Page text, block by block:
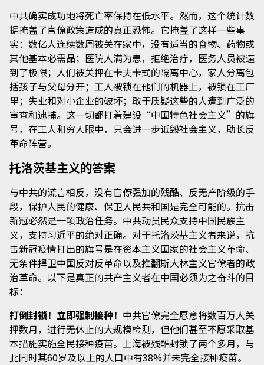
中共确实成功地将死亡率保持在低水平。然而，这个统计数
据掩盖了官僚政策造成的真正恐怖。它掩盖了这样一些事
实：数亿人连续数周被关在家中，没有适当的食物、药物或
其他基本必需品；医院人满为患，拒绝治疗，医务人员被逼
到了极限；人们被关押在卡夫卡式的隔离中心，家人分离包
括孩子与父母分开；工人被锁在他们的机器上，被锁在工厂
里；失业和对小企业的破坏；敢于质疑这些的人遭到广泛的
审查和逮捕。这一切都打着建设“中国特色社会主义”的旗
号，在工人和穷人眼中，只会进一步诋毁社会主义，助长反
革命阵营。
托洛茨基主义的答案
与中共的谎言相反，没有官僚强加的残酷、反无产阶级的手
段，保护人民的健康、保卫人民共和国是完全可能的。抗击
新冠必然是一项政治任务。中共动员民众支持中国民族主
义，支持习近平的绝对正确。对于托洛茨基主义者来说，抗
击新冠疫情打出的旗号是在资本主义国家的社会主义革命、
无条件捍卫中国反对反革命以及推翻斯大林主义官僚者的政
治革命。以下是真正的共产主义者在中国必须为之奋斗的目
标：
打倒封锁！立即强制接种！ 中共官僚完全愿意将数百万人关
押数月，进行无休止的大规模检测，但他们甚至不愿采取基
本措施实施全民接种疫苗。上海被残酷封锁了两个多月，与
此同时其60岁及以上的人口中有38%并未完全接种疫苗。